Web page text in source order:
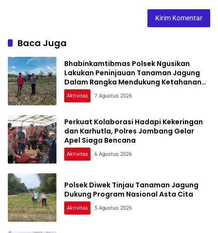
Baca Juga
Bhabinkamtibmas Polsek Ngusikan
Lakukan Peninjauan Tanaman Jagung
Dalam Rangka Mendukung Ketahanan
Pangan
Aktivitas 7 Agustus 2026
Perkuat Kolaborasi Hadapi Kekeringan
dan Karhutla, Polres Jombang Gelar
Apel Siaga Bencana
Aktivitas 6 Agustus 2026
Polsek Diwek Tinjau Tanaman Jagung
Dukung Program Nasional Asta Cita
Aktivitas 5 Agustus 2026